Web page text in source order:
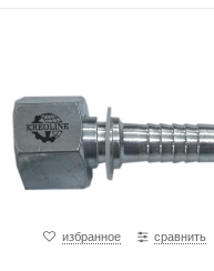
избранное сравнить